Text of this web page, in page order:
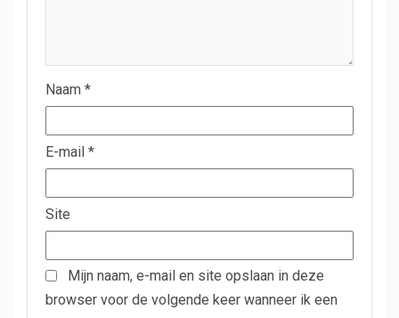
Naam *
E-mail *
Site
Mijn naam, e-mail en site opslaan in deze
browser voor de volgende keer wanneer ik een